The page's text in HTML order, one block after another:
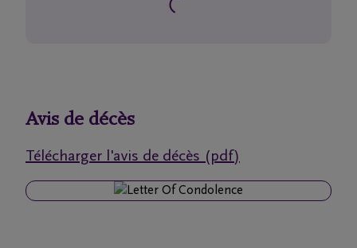
de
Avis de décès
Télécharger l'avis de décès (pdf)